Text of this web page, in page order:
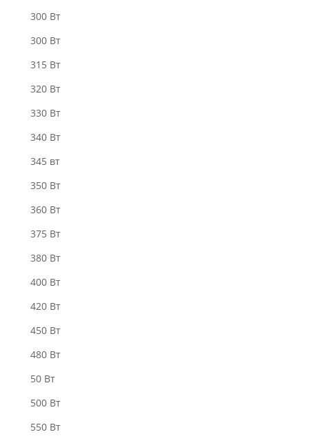
300 Bт
300 Вт
315 Вт
320 Вт
330 Вт
340 Bт
345 вт
350 Вт
360 Вт
375 Вт
380 Вт
400 Вт
420 Вт
450 Вт
480 Вт
50 Вт
500 Вт
550 Вт